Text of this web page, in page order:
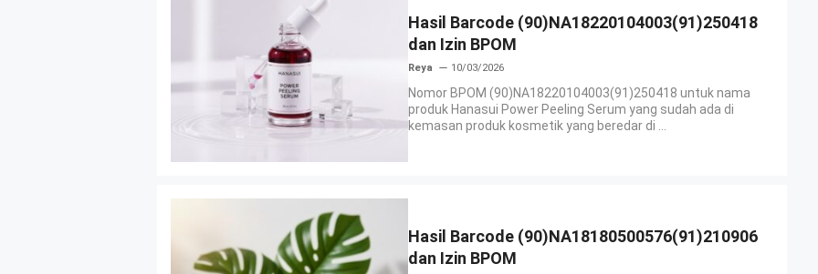
Hasil Barcode (90)NA18220104003(91)250418
dan Izin BPOM
Reya 10/03/2026
Nomor BPOM (90)NA18220104003(91)250418 untuk nama
produk Hanasui Power Peeling Serum yang sudah ada di
kemasan produk kosmetik yang beredar di ...
Hasil Barcode (90)NA18180500576(91)210906
dan Izin BPOM